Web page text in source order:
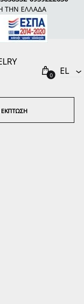
ΤΗΝ ΕΛΛΑΔΑ
Cart
0
EL
ΈΚΠΤΩΣΗ